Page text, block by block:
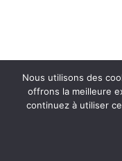
Copyright © 2026
Nous utilisons des
offrons la meilleure
continuez à utiliser